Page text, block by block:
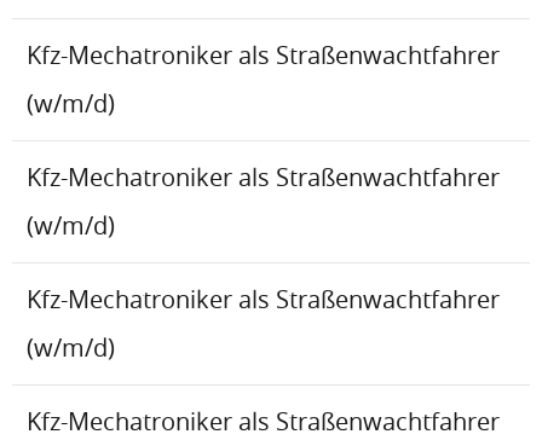
Kfz-Mechatroniker als Straßenwachtfahrer
(w/m/d)
Kfz-Mechatroniker als Straßenwachtfahrer
(w/m/d)
Kfz-Mechatroniker als Straßenwachtfahrer
(w/m/d)
Kfz-Mechatroniker als Straßenwachtfahrer